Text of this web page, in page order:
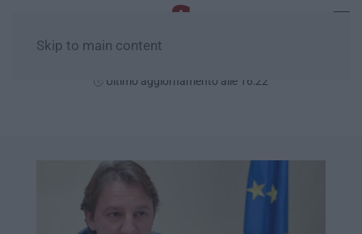
Skip to main content
Ultimo aggiornamento alle 16:22